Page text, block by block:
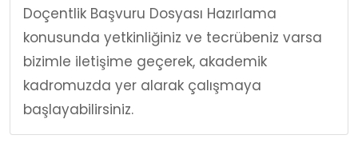
Doçentlik Başvuru Dosyası Hazırlama
konusunda yetkinliğiniz ve tecrübeniz varsa
bizimle iletişime geçerek, akademik
kadromuzda yer alarak çalışmaya
başlayabilirsiniz.